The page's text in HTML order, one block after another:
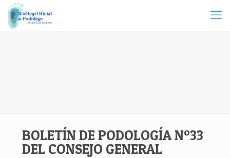
BOLETÍN DE PODOLOGÍA Nº33
DEL CONSEJO GENERAL